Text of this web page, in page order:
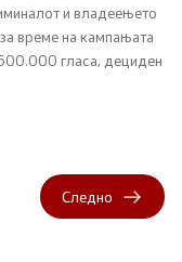
и владеењето
време на кампањата
гласа, дециден
Следно